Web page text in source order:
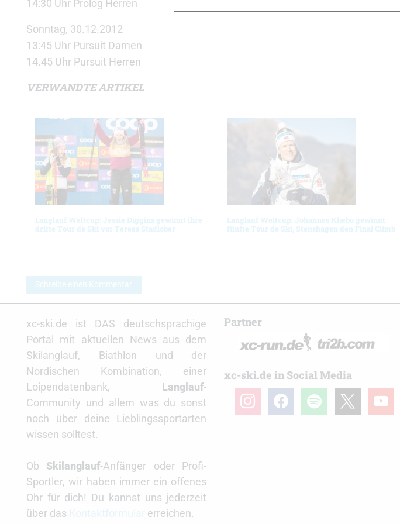
14:30 Uhr Prolog Herren
Sonntag, 30.12.2012
13:45 Uhr Pursuit Damen
14.45 Uhr Pursuit Herren
VERWANDTE ARTIKEL
Langlauf Weltcup: Jessie Diggins gewinnt ihre
dritte Tour de Ski vor Teresa Stadlober
Langlauf Weltcup: Johannes Klæbo gewinnt
fünfte Tour de Ski, Stenshagen den Final Climb
Schreibe einen Kommentar
xc-ski.de ist DAS deutschsprachige
Portal mit aktuellen News aus dem
Skilanglauf, Biathlon und der
Nordischen Kombination, einer
Loipendatenbank, Langlauf-
Community und allem was du sonst
noch über deine Lieblingssportarten
wissen solltest.
Ob Skilanglauf-Anfänger oder Profi-
Sportler, wir haben immer ein offenes
Ohr für dich! Du kannst uns jederzeit
über das
erreichen.
Partner
xc-ski.de in Social Media
instagramfacebookspotify youtube